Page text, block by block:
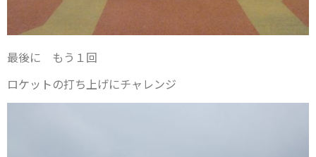
最後に もう１回
ロケットの打ち上げにチャレンジ